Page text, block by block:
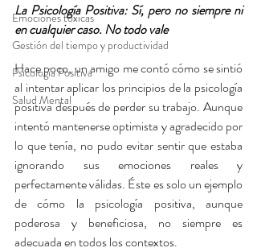
Emociones tóxicas
Gestión del tiempo y productividad
Psicología Positiva
Salud Mental
La Psicología Positiva: Sí, pero no siempre ni
en cualquier caso. No todo vale
Hace poco, un amigo me contó cómo se sintió
al intentar aplicar los principios de la psicología
positiva después de perder su trabajo. Aunque
intentó mantenerse optimista y agradecido por
lo que tenía, no pudo evitar sentir que estaba
ignorando sus emociones reales y
perfectamente válidas. Éste es solo un ejemplo
de cómo la psicología positiva, aunque
poderosa y beneficiosa, no siempre es
adecuada en todos los contextos.